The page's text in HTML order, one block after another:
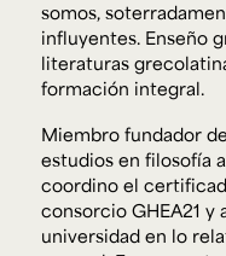
somos,
influyentes. Enseño
literaturas
formación integral.
Miembro fundador
estudios en filosofía
coordino el
consorcio GHEA21 y
universidad en lo